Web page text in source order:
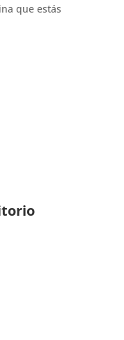
que estás